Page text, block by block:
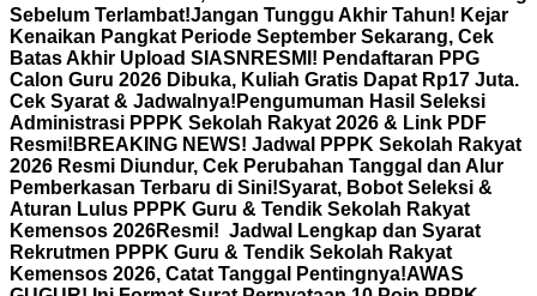
Sebelum Terlambat!Jangan Tunggu Akhir Tahun! Kejar
Kenaikan Pangkat Periode September Sekarang, Cek
Batas Akhir Upload SIASN RESMI! Pendaftaran PPG
Calon Guru 2026 Dibuka, Kuliah Gratis Dapat Rp17 Juta.
Cek Syarat & Jadwalnya! Pengumuman Hasil Seleksi
Administrasi PPPK Sekolah Rakyat 2026 & Link PDF
Resmi! BREAKING NEWS! Jadwal PPPK Sekolah Rakyat
2026 Resmi Diundur, Cek Perubahan Tanggal dan Alur
Pemberkasan Terbaru di Sini!Syarat, Bobot Seleksi &
Aturan Lulus PPPK Guru & Tendik Sekolah Rakyat
Kemensos 2026Resmi! Jadwal Lengkap dan Syarat
Rekrutmen PPPK Guru & Tendik Sekolah Rakyat
Kemensos 2026, Catat Tanggal Pentingnya!AWAS